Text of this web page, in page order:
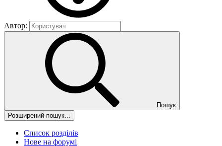
Автор:
Пошук
Розширений пошук...
Список розділів
Нове на форумі